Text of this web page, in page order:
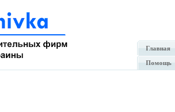
Главная
Помощь